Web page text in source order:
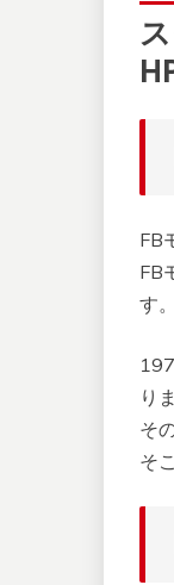
FB
FB
す。
り
そ
そ